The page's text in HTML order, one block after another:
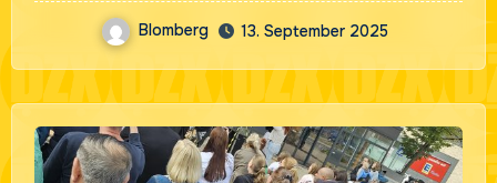
Blomberg 13. September 2025